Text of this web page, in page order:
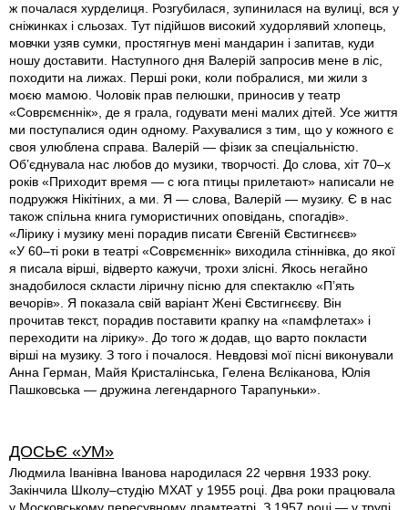
ж почалася хурделиця. Розгубилася, зупинилася на вулиці, вся у
сніжинках і сльозах. Тут підійшов високий худорлявий хлопець,
мовчки узяв сумки, простягнув мені мандарин і запитав, куди
ношу доставити. Наступного дня Валерій запросив мене в ліс,
походити на лижах. Перші роки, коли побралися, ми жили з
моєю мамою. Чоловік прав пелюшки, приносив у театр
«Соврємєннік», де я грала, годувати мені малих дітей. Усе життя
ми поступалися один одному. Рахувалися з тим, що у кожного є
своя улюблена справа. Валерій — фізик за спеціальністю.
Об’єднувала нас любов до музики, творчості. До слова, хіт 70–х
років «Приходит время — с юга птицы прилетают» написали не
подружжя Нікітіних, а ми. Я — слова, Валерій — музику. Є в нас
також спільна книга гумористичних оповідань, спогадів».
«Лірику і музику мені порадив писати Євгеній Євстигнєєв»
«У 60–ті роки в театрі «Соврємєннік» виходила стіннівка, до якої
я писала вірші, відверто кажучи, трохи злісні. Якось негайно
знадобилося скласти ліричну пісню для спектаклю «П’ять
вечорів». Я показала свій варіант Жені Євстигнєєву. Він
прочитав текст, порадив поставити крапку на «памфлетах» і
переходити на лірику». До того ж додав, що варто покласти
вірші на музику. З того і почалося. Невдовзі мої пісні виконували
Анна Герман, Майя Кристалінська, Гелена Вєліканова, Юлія
Пашковська — дружина легендарного Тарапуньки».
ДОСЬЄ «УМ»
Людмила Іванівна Іванова народилася 22 червня 1933 року.
Закінчила Школу–студію МХАТ у 1955 році. Два роки працювала